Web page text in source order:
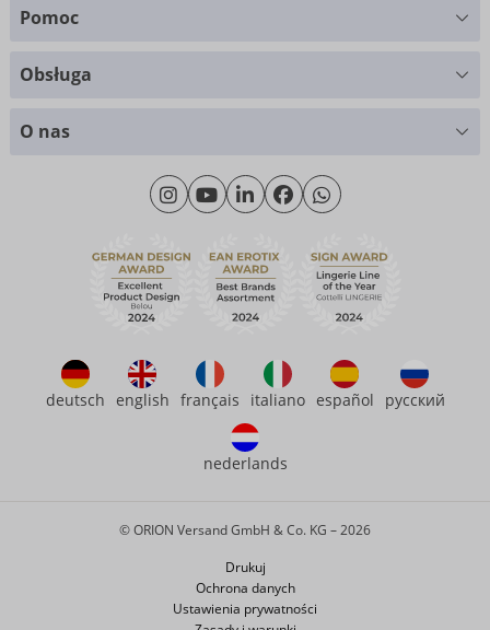
Pomoc
Poniedziałek - Czwartek: 09.00 - 16.00
Piątek: 09.00 - 15.00
Kontakt
Często zadawane pytania (FAQ)
Obsługa
O nas
O nas
Zrównoważony rozwój
eroFame
deutsch english français italiano español русский
nederlands
Drukuj
Ochrona danych
Ustawienia prywatności
© ORION Versand GmbH & Co. KG – 2026